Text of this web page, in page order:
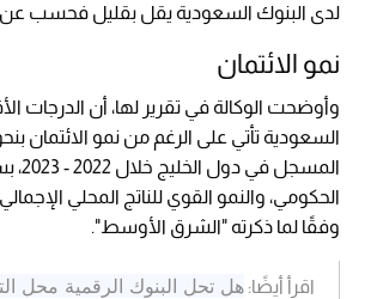
لدى البنوك السعودية يقل بقليل فحسب عن
نمو الائتمان
وأوضحت الوكالة في تقرير لها، أن الدرجات
السعودية تأتي على الرغم من نمو الائتمان
المسجل
الحكومي، والنمو القوي للناتج المحلي
وفقًا لما ذكرته "الشرق الأوسط".
اقرأ أيضًا: هل تحل البنوك الرقمية محل